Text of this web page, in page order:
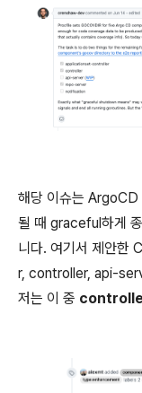
해당 이슈는
될 때 graceful하게
니다. 여기서 제안
r, controller, api-
저는 이 중